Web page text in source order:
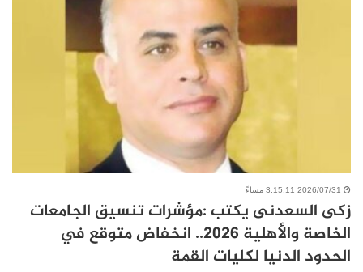
2026/07/31 3:15:11 مساءً
زكى السعدنى يكتب :مؤشرات تنسيق الجامعات
الخاصة والأهلية 2026.. انخفاض متوقع في
الحدود الدنيا لكليات القمة